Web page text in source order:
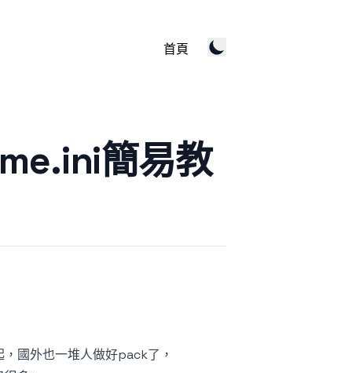
首頁
簡易教
國外也一堆人做好pack了，